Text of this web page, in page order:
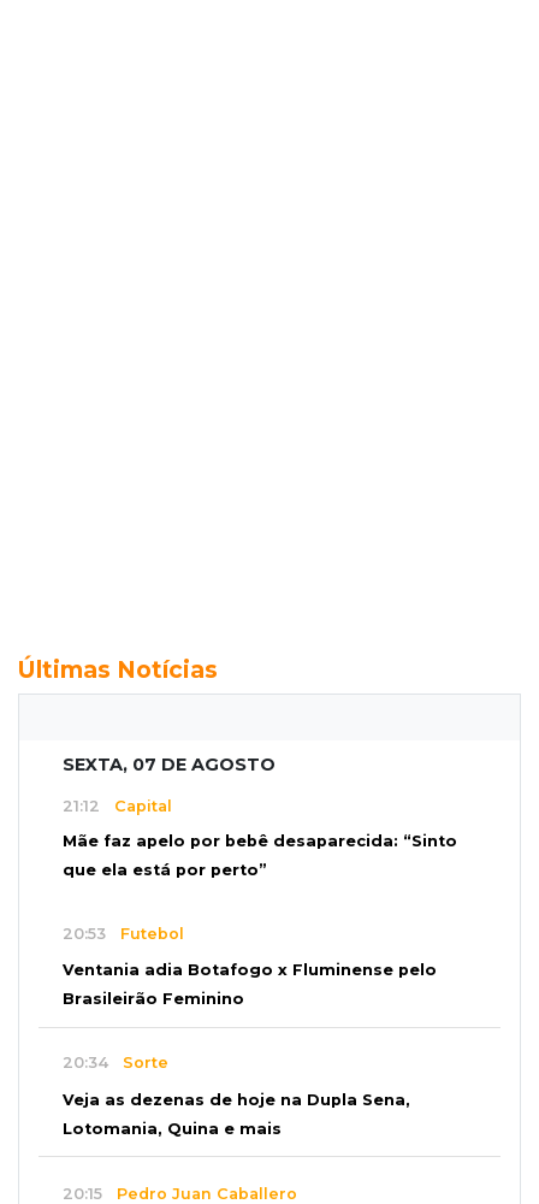
Últimas Notícias
SEXTA, 07 DE AGOSTO
21:12 Capital
Mãe faz apelo por bebê desaparecida: “Sinto
que ela está por perto”
20:53 Futebol
Ventania adia Botafogo x Fluminense pelo
Brasileirão Feminino
20:34 Sorte
Veja as dezenas de hoje na Dupla Sena,
Lotomania, Quina e mais
20:15 Pedro Juan Caballero